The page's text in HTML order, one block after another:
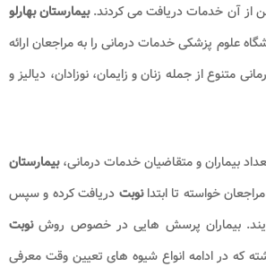
بیمارستان بهارلو
علوم پزشکی خدمات درمانی را به مراجعان ارائه
متنوع از جمله زنان و زایمان، نوزادان، دیالیز و
بیماران و متقاضیان خدمات درمانی،بیمارستان
خواسته تا ابتدانوبت دریافت کرده و سپس
بیماران پرسش هایی در خصوص روشنوبت
که در ادامه انواع شیوه های تعیین وقت معرفی